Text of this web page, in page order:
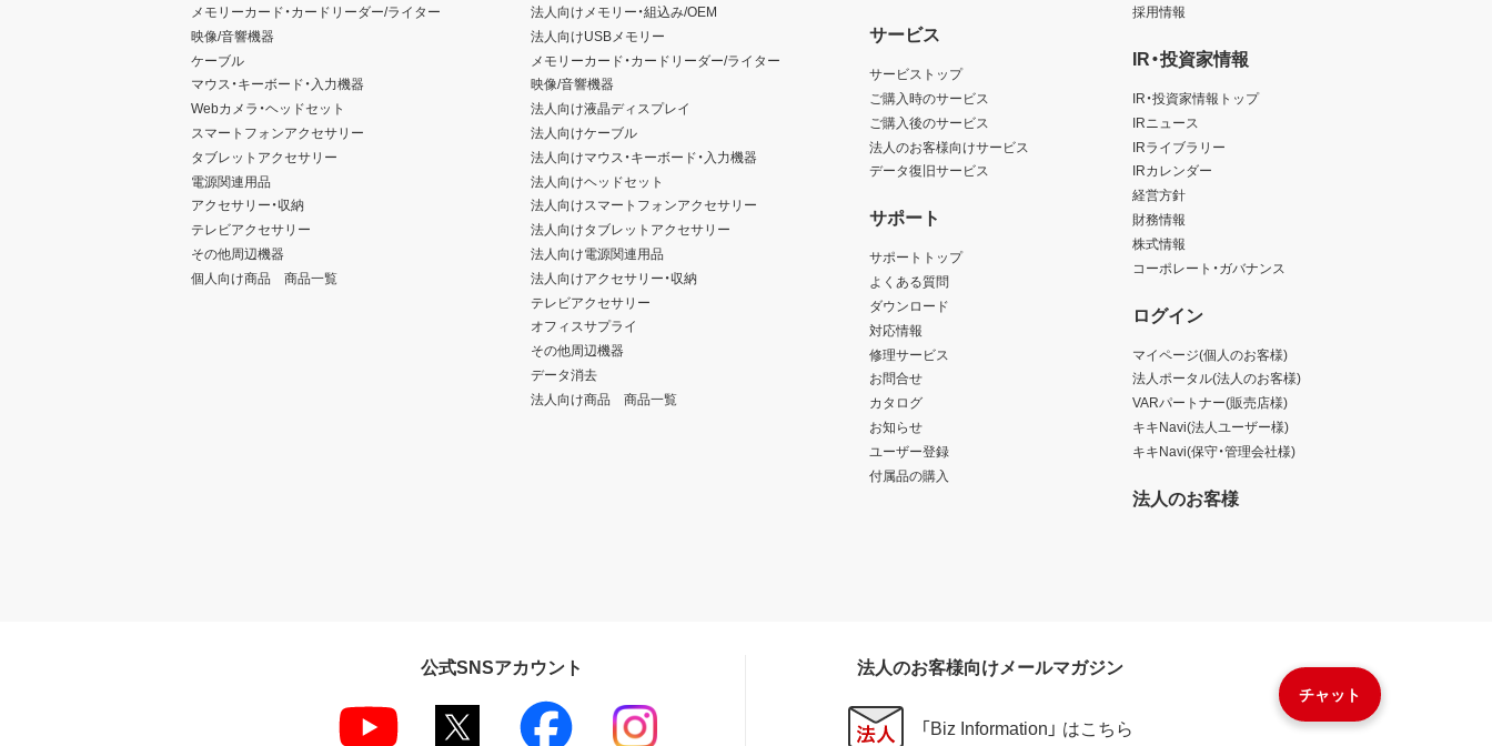
チャット
メモリーカード・カードリーダー/ライター
映像/音響機器
ケーブル
マウス・キーボード・入力機器
Webカメラ・ヘッドセット
スマートフォンアクセサリー
タブレットアクセサリー
電源関連用品
アクセサリー・収納
テレビアクセサリー
その他周辺機器
個人向け商品 商品一覧
法人向けメモリー・組込み/OEM
法人向けUSBメモリー
メモリーカード・カードリーダー/ライター
映像/音響機器
法人向け液晶ディスプレイ
法人向けケーブル
法人向けマウス・キーボード・入力機器
法人向けヘッドセット
法人向けスマートフォンアクセサリー
法人向けタブレットアクセサリー
法人向け電源関連用品
法人向けアクセサリー・収納
テレビアクセサリー
オフィスサプライ
その他周辺機器
データ消去
法人向け商品 商品一覧
サービス
サービストップ
ご購入時のサービス
ご購入後のサービス
法人のお客様向けサービス
データ復旧サービス
サポート
サポートトップ
よくある質問
ダウンロード
対応情報
修理サービス
お問合せ
カタログ
お知らせ
ユーザー登録
付属品の購入
採用情報
IR・投資家情報
IR・投資家情報トップ
IRニュース
IRライブラリー
IRカレンダー
経営方針
財務情報
株式情報
コーポレート・ガバナンス
ログイン
マイページ(個人のお客様)
法人ポータル(法人のお客様)
VARパートナー(販売店様)
キキNavi(法人ユーザー様)
キキNavi(保守・管理会社様)
法人のお客様
公式SNSアカウント 法人のお客様向けメールマガジン
「Biz Information」 はこちら